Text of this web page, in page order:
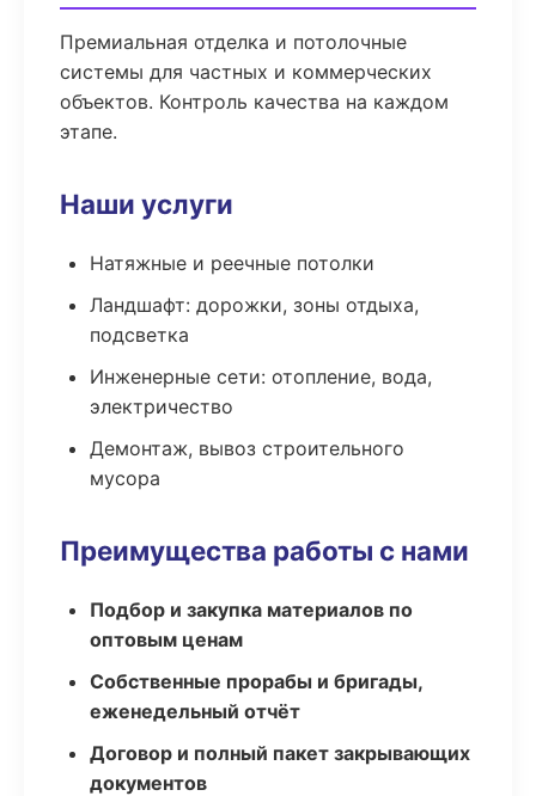
Премиальная отделка и потолочные
системы для частных и коммерческих
объектов. Контроль качества на каждом
этапе.
Наши услуги
Натяжные и реечные потолки
Ландшафт: дорожки, зоны отдыха,
подсветка
Инженерные сети: отопление, вода,
электричество
Демонтаж, вывоз строительного
мусора
Преимущества работы с нами
Подбор и закупка материалов по
оптовым ценам
Собственные прорабы и бригады,
еженедельный отчёт
Договор и полный пакет закрывающих
документов